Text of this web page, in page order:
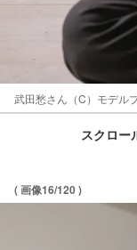
武田愁さん（C）モデル
スクロー
( 画像16/120 )